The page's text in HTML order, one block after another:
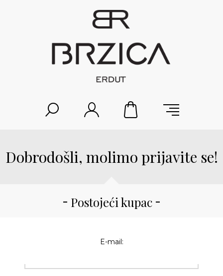
Dobrodošli, molimo prijavite se!
Postojeći kupac
E-mail: